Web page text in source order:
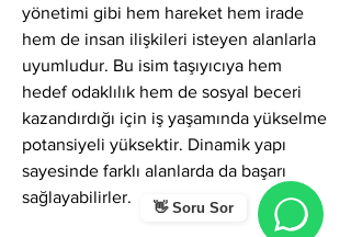
👋 Soru Sor
yönetimi gibi hem hareket hem irade
hem de insan ilişkileri isteyen alanlarla
uyumludur. Bu isim taşıyıcıya hem
hedef odaklılık hem de sosyal beceri
kazandırdığı için iş yaşamında yükselme
potansiyeli yüksektir. Dinamik yapı
sayesinde farklı alanlarda da başarı
sağlayabilirler.